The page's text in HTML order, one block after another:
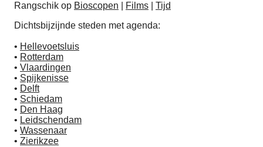
Rangschik op Bioscopen Films
Tijd
Dichtsbijzijnde steden met agenda:
• Hellevoetsluis
• Rotterdam
• Vlaardingen
• Spijkenisse
• Delft
• Schiedam
• Den Haag
• Leidschendam
• Wassenaar
• Zierikzee